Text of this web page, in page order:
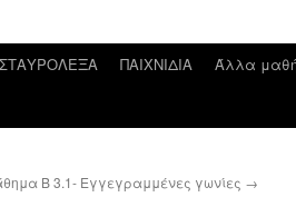
ΣΤΑΥΡΟΛΕΞΑ ΠΑΙΧΝΙΔΙΑ
Άλλα
Β 3.1- Εγγεγραμμένες γωνίες →